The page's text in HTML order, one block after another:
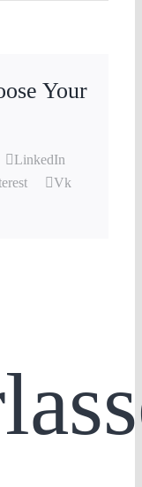
Your
LinkedIn
Vk